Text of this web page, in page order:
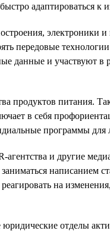
электроники и
передовые
данные и участвуют
продуктов питания.
в себя
программы для
агентства и другие
написанием
на
отделы